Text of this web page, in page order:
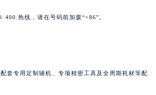
热线，请在号码前加拨“+86”。
套专用定制辅机、专项精密工具及全周期耗材等配